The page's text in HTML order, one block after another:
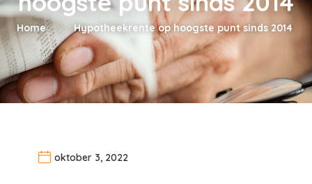
Home Hypotheekrente op hoogste punt sinds 2014
oktober 3, 2022